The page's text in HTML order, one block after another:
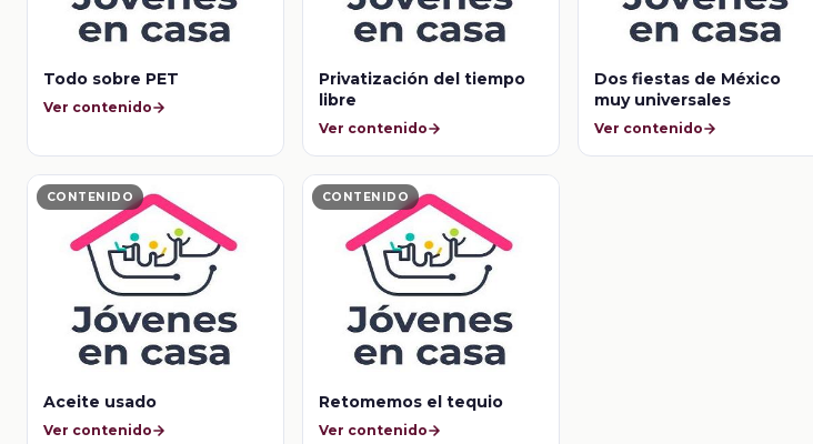
Todo sobre PET
Ver contenido
Privatización del tiempo
libre
Ver contenido
Dos fiestas de México
muy universales
Ver contenido
CONTENIDO
Aceite usado
Ver contenido
CONTENIDO
Retomemos el tequio
Ver contenido